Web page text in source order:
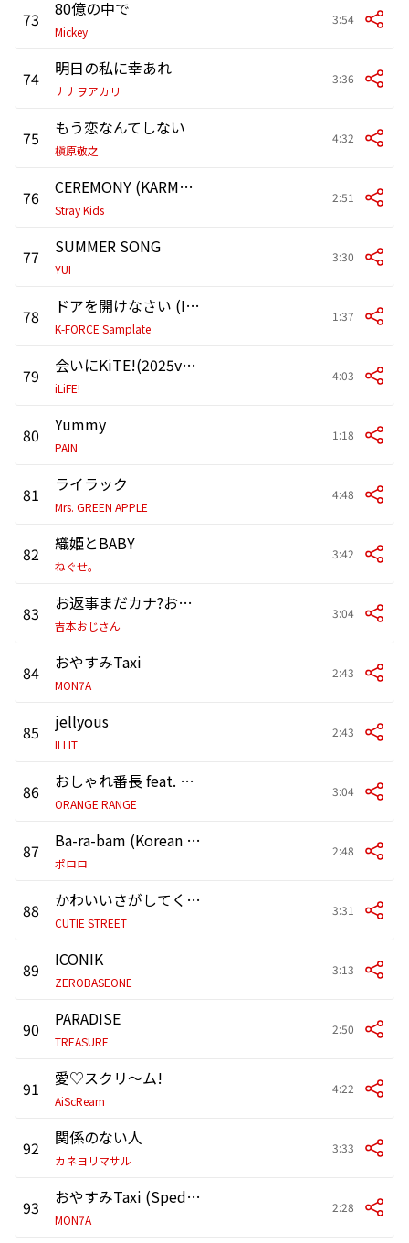
73 80億の中で
Mickey
3:54
74 明日の私に幸あれ
ナナヲアカリ
3:36
75 もう恋なんてしない
槇原敬之
4:32
76 CEREMONY (KARMA Version)
Stray Kids
2:51
77 SUMMER SONG
YUI
3:30
78 ドアを開けなさい (Instrumental)
K-FORCE Samplate
1:37
79 会いにKiTE!(2025ver.)
iLiFE!
4:03
80 Yummy
PAIN
1:18
81 ライラック
Mrs. GREEN APPLE
4:48
82 織姫とBABY
ねぐせ。
3:42
83 お返事まだカナ?おじさん構文! (feat. 雨衣)
吉本おじさん
3:04
84 おやすみTaxi
MON7A
2:43
85 jellyous
ILLIT
2:43
86 おしゃれ番長 feat. ソイソース
ORANGE RANGE
3:04
87 Ba-ra-bam (Korean Ver.)
ポロロ
2:48
88 かわいいさがしてくれますか?
CUTIE STREET
3:31
89 ICONIK
ZEROBASEONE
3:13
90 PARADISE
TREASURE
2:50
91 愛♡スクリ～ム!
AiScReam
4:22
92 関係のない人
カネヨリマサル
3:33
93 おやすみTaxi (Sped Up)
MON7A
2:28